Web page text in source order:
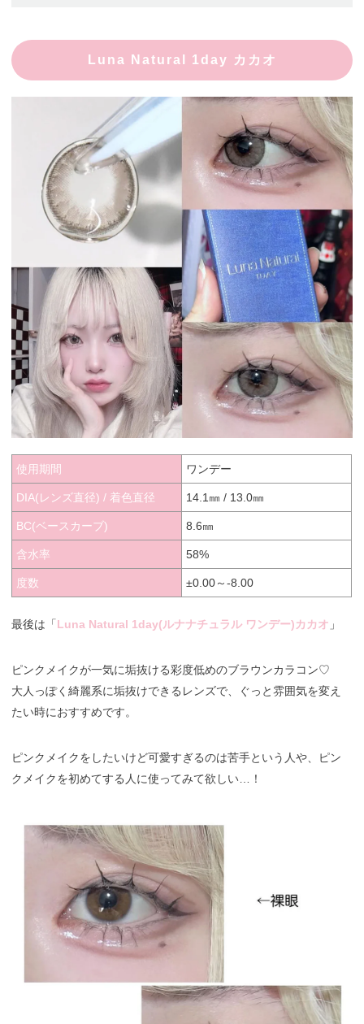
Luna Natural 1day カカオ
使用期間 ワンデー
DIA(レンズ直径) / 着色直径 14.1㎜ / 13.0㎜
BC(ベースカーブ) 8.6㎜
含水率 58%
度数 ±0.00～-8.00
最後は「Luna Natural 1day(ルナナチュラル ワンデー)カカオ 」
ピンクメイクが一気に垢抜ける彩度低めのブラウンカラコン♡
大人っぽく綺麗系に垢抜けできるレンズで、ぐっと雰囲気を変え
たい時におすすめです。
ピンクメイクをしたいけど可愛すぎるのは苦手という人や、ピン
クメイクを初めてする人に使ってみて欲しい…！